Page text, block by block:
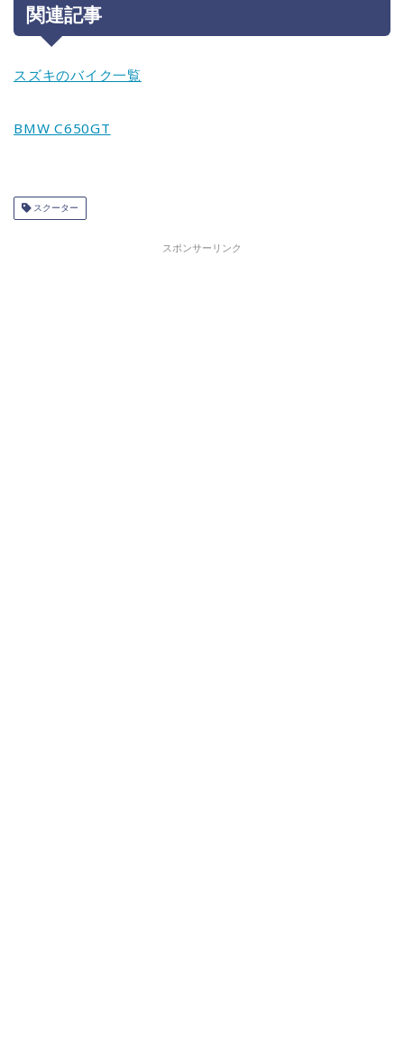
関連記事
スズキのバイク一覧
BMW C650GT
スクーター
スポンサーリンク